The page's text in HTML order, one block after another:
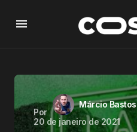
Por
Márcio Bastos
20 de janeiro de 2021